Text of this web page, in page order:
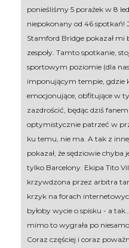
ponieśliśmy 5 porażek w 8
niepokonany od 46 spotkań!
Stamford Bridge pokazał mi
zespoły. Tamto spotkanie,
sportowym poziomie (dla
imponującym tempie, gdzie
emocjonujące, obfitujące w
zazdrościć, będąc dziś
optymistycznie patrzeć w
ku temu, nie ma. A tak z
pokazał, że sędziowie
tylko Barcelony. Ekipa Tito
krzywdzona przez arbitra
krzyk na forach
byłoby wycie o spisku - a
mimo to wygrała po
Coraz częściej i coraz